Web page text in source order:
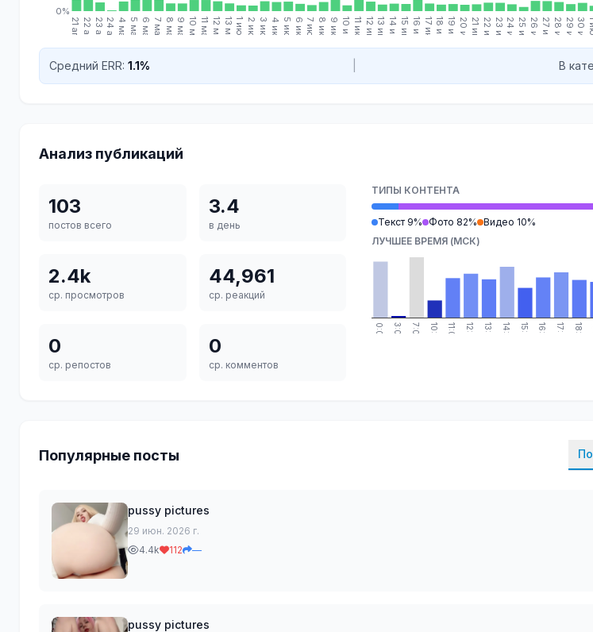
21 апр.22 апр.23 апр.24 апр. 4 мая 5 мая 6 мая 7 мая 8 мая9 мая 10 мая 11 мая 12 мая 13 мая1 июн. 2 июн. 3 июн.4 июн.5 июн.6 июн.7 июн.8 июн.9 июн.10 июн.11 июн.12 июн.13 июн.14 июн.15 июн.16 июн.17 июн.18 июн.19 июн.20 июн.21 июн.22 июн.23 июн.24 июн.25 июн.26 июн.27 июн.28 июн.29 июн.30 июн. 1
0%
Средний ERR: 1.1% В
Анализ публикаций
103
постов всего
3.4
в день
2.4k
ср. просмотров
44,961
ср. реакций
0
ср. репостов
0
ср. комментов
ТИПЫ КОНТЕНТА
Текст 9% Фото 82% Видео 10%
ЛУЧШЕЕ ВРЕМЯ (МСК)
0:00 3:00 7:00 10:00 11:00 12:00 13:00 14:00 15:00 16:00 17:00 18:00
Популярные посты
pussy pictures
29 июн. 2026 г.
4.4k
112 —
pussy pictures